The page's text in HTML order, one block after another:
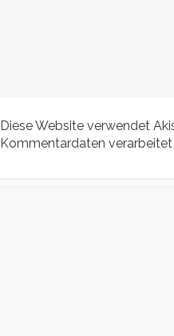
Diese Website verwendet
Kommentardaten verarbeitet